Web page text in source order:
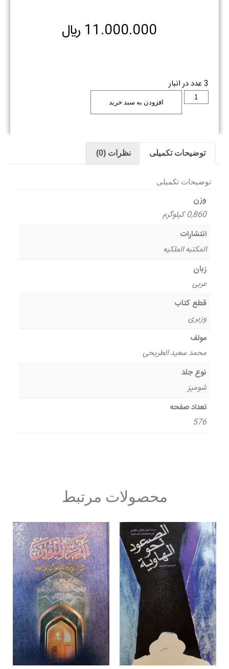
11.000.000 ﷼
3 عدد در انبار
افزودن به سبد خرید
توضیحات تکمیلی نظرات (0)
توضیحات تکمیلی
وزن
0,860 کیلوگرم
انتشارات
المکتبه الملکیه
زبان
عربی
قطع کتاب
وزیری
مولف
محمد سعید الطریحی
نوع جلد
شومیز
تعداد صفحه
576
محصولات مرتبط